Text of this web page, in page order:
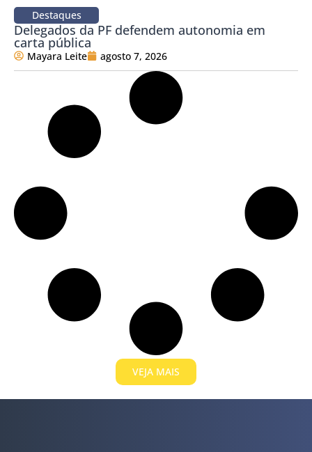
Destaques
Delegados da PF defendem autonomia em
carta pública
Mayara Leite agosto 7, 2026
VEJA MAIS